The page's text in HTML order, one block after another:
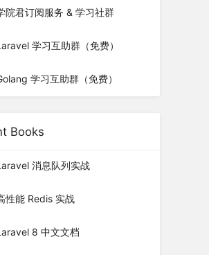
院君订阅服务 & 学习社群
学习互助群（免费）
学习互助群（免费）
Books
消息队列实战
性能 Redis 实战
8 中文文档